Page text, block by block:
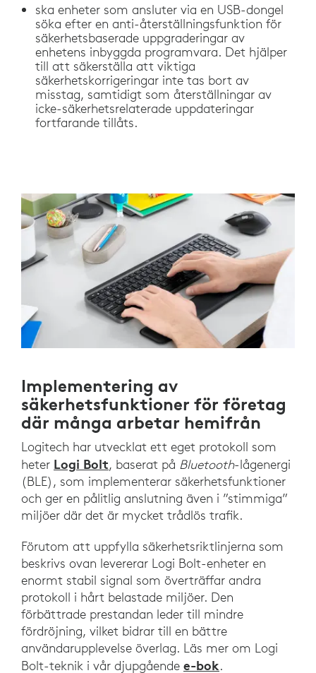
ska enheter som ansluter via en USB-dongel
söka efter en anti-återställningsfunktion för
säkerhetsbaserade uppgraderingar av
enhetens inbyggda programvara. Det hjälper
till att säkerställa att viktiga
säkerhetskorrigeringar inte tas bort av
misstag, samtidigt som återställningar av
icke-säkerhetsrelaterade uppdateringar
fortfarande tillåts.
Implementering av
säkerhetsfunktioner för företag
där många arbetar hemifrån
Logitech har utvecklat ett eget protokoll som
heter Logi Bolt, baserat på Bluetooth-lågenergi
(BLE), som implementerar säkerhetsfunktioner
och ger en pålitlig anslutning även i ”stimmiga”
miljöer där det är mycket trådlös trafik.
Förutom att uppfylla säkerhetsriktlinjerna som
beskrivs ovan levererar Logi Bolt-enheter en
enormt stabil signal som överträffar andra
protokoll i hårt belastade miljöer. Den
förbättrade prestandan leder till mindre
fördröjning, vilket bidrar till en bättre
användarupplevelse överlag. Läs mer om Logi
Bolt-teknik i vår djupgående e-bok.